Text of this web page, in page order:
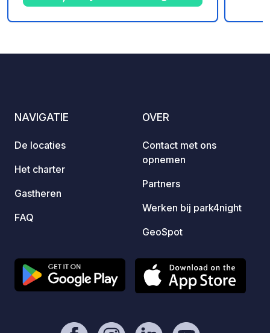
in deze natuurlijke omgeving aan het
water. Tussen de fijne zandstranden en
buffet
NAVIGATIE
De locaties
Het charter
Gastheren
FAQ
OVER
Contact met ons
opnemen
Partners
Werken bij park4night
GeoSpot